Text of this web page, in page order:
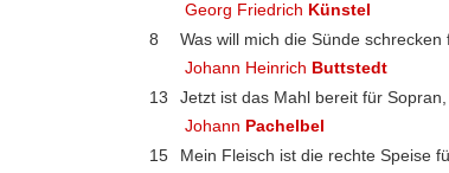
Georg Friedrich Künstel
8
Was will mich die Sünde
Johann Heinrich Buttstedt
13
Jetzt ist das Mahl bereit für
Johann Pachelbel
15
Mein Fleisch ist die rechte Speise